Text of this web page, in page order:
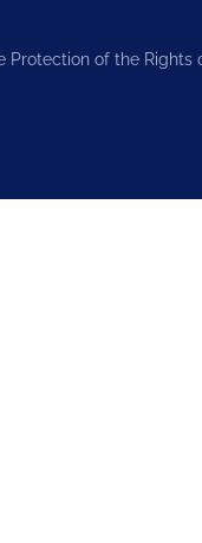
Protection of the Rights